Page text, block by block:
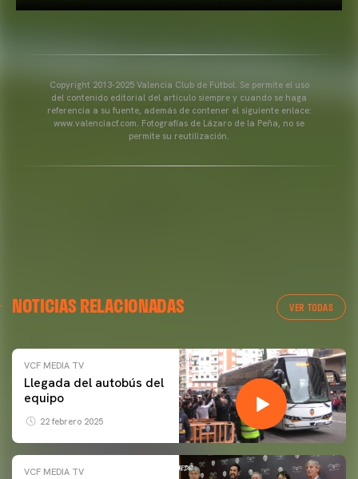
Copyright 2013-2025 Valencia Club de Fútbol. Se permite el uso
del contenido editorial del artículo siempre y cuando se haga
referencia a su fuente, además de contener el siguiente enlace:
www.valenciacf.com. Fotografías de Lázaro de la Peña, no se
permite su reutilización.
NOTICIAS RELACIONADAS VER TODAS
VCF MEDIA TV
Llegada del autobús del
equipo
22 febrero 2025
VCF MEDIA TV